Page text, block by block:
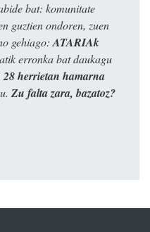
bat: komunitate
guztien ondoren, zuen
gehiago: ATARIAk
erronka bat daukagu
28 herrietan hamarna
Zu falta zara, bazatoz?